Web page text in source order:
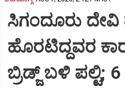
ಸಿಗಂದೂರು ದೇವಿ
ಹೊರಟಿದ್ದವರ
ಬ್ರಿಡ್ಜ್ ಬಳಿ ಪಲ್ಟಿ;